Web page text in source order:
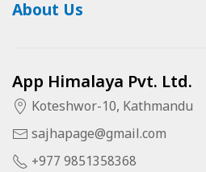
About Us
App Himalaya Pvt. Ltd.
Koteshwor-10, Kathmandu
sajhapage@gmail.com
+977 9851358368